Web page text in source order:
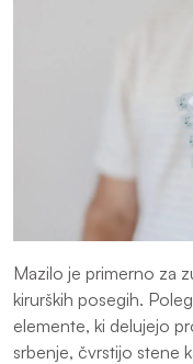
Mazilo je primerno za
kirurških posegih.
elemente, ki delujejo
srbenje, čvrstijo stene